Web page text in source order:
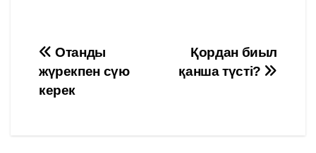
Навигация
по
Қордан биыл
қанша түсті?
Отанды
жүрекпен сүю
керек